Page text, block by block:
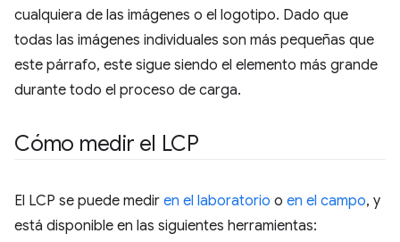
cualquiera de las imágenes o el logotipo. Dado que
todas las imágenes individuales son más pequeñas que
este párrafo, este sigue siendo el elemento más grande
durante todo el proceso de carga.
Cómo medir el LCP
El LCP se puede medir en el laboratorio o en el campo, y
está disponible en las siguientes herramientas: